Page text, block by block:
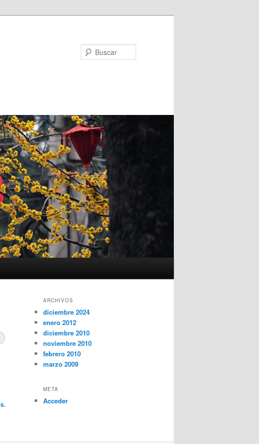
ARCHIVOS
diciembre 2024
enero 2012
diciembre 2010
noviembre 2010
febrero 2010
marzo 2009
META
Acceder